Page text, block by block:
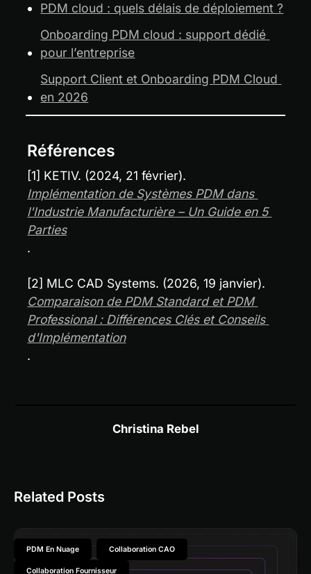
PDM cloud : quels délais de déploiement ?
Onboarding PDM cloud : support dédié
pour l’entreprise
Support Client et Onboarding PDM Cloud
en 2026
Références
[1] KETIV. (2024, 21 février).
Implémentation de Systèmes PDM dans
l'Industrie Manufacturière – Un Guide en 5
Parties
.
[2] MLC CAD Systems. (2026, 19 janvier).
Comparaison de PDM Standard et PDM
Professional : Différences Clés et Conseils
d'Implémentation
.
Christina Rebel
Related Posts
PDM En Nuage Collaboration CAO
Collaboration Fournisseur